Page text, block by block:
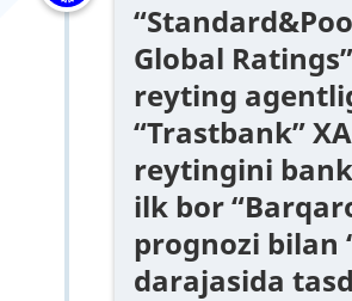
Global
reyting
“Trastbank”
reytingini
ilk bor
prognozi bilan
darajasida